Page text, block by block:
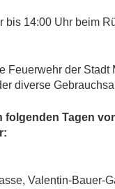
bis 14:00 Uhr beim
Feuerwehr der Stadt
diverse
folgenden Tagen
Valentin-Bauer-